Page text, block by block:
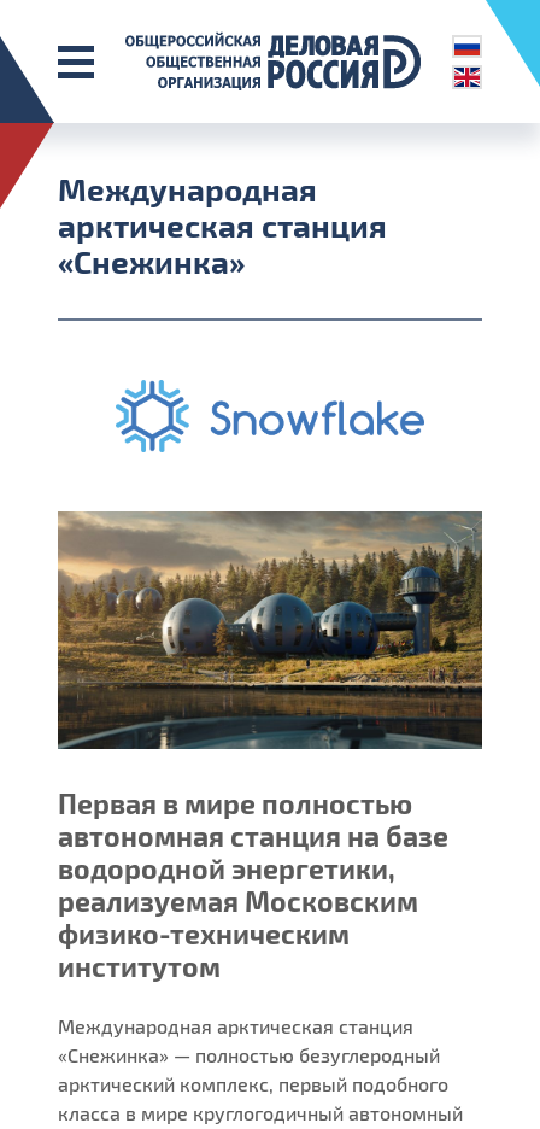
Международная
арктическая станция
«Снежинка»
Первая в мире полностью
автономная станция на базе
водородной энергетики,
реализуемая Московским
физико-техническим
институтом
Международная арктическая станция
«Снежинка» — полностью безуглеродный
арктический комплекс, первый подобного
класса в мире круглогодичный автономный